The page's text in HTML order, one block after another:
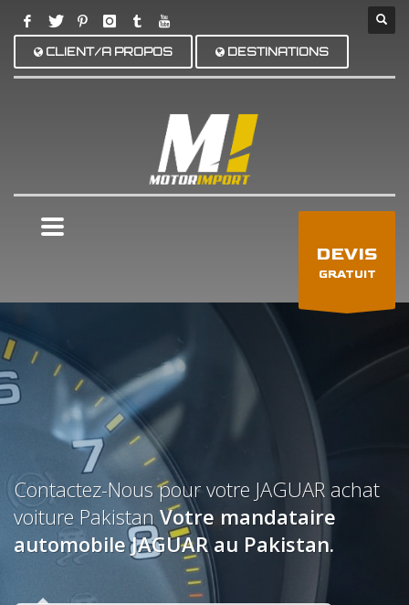
CLIENT/A PROPOS DESTINATIONS
DEVIS
GRATUIT
Contactez-Nous pour votre JAGUAR achat
voiture Pakistan Votre mandataire
automobile JAGUAR au Pakistan.